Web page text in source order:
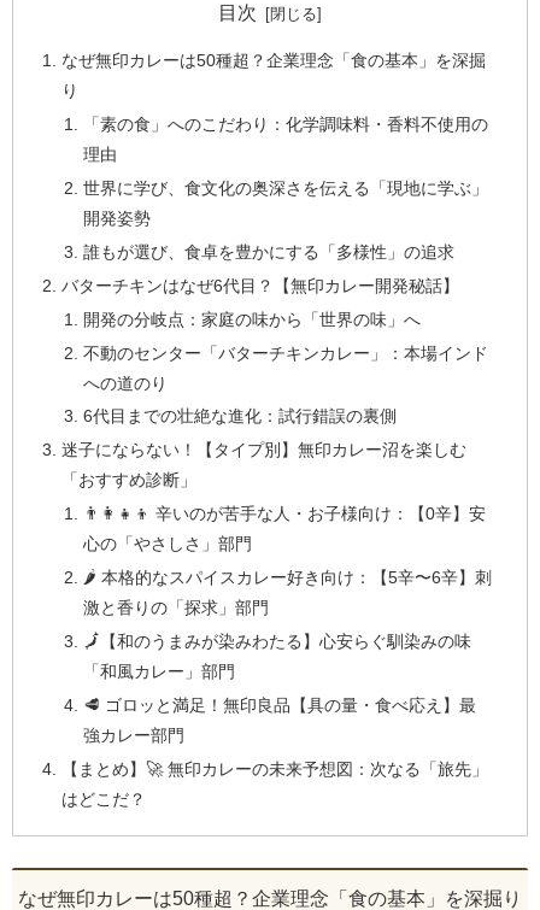
目次
なぜ無印カレーは50種超？企業理念「食の基本」を深掘
り
「素の食」へのこだわり：化学調味料・香料不使用の
理由
世界に学び、食文化の奥深さを伝える「現地に学ぶ」
開発姿勢
誰もが選び、食卓を豊かにする「多様性」の追求
バターチキンはなぜ6代目？【無印カレー開発秘話】
開発の分岐点：家庭の味から「世界の味」へ
不動のセンター「バターチキンカレー」：本場インド
への道のり
6代目までの壮絶な進化：試行錯誤の裏側
迷子にならない！【タイプ別】無印カレー沼を楽しむ
「おすすめ診断」
👨‍👩‍👧‍👦 辛いのが苦手な人・お子様向け：【0辛】安
心の「やさしさ」部門
🌶️ 本格的なスパイスカレー好き向け：【5辛〜6辛】刺
激と香りの「探求」部門
🗾【和のうまみが染みわたる】心安らぐ馴染みの味
「和風カレー」部門
🥩 ゴロッと満足！無印良品【具の量・食べ応え】最
強カレー部門
【まとめ】🚀 無印カレーの未来予想図：次なる「旅先」
はどこだ？
なぜ無印カレーは50種超？企業理念「食の基本」を深掘り